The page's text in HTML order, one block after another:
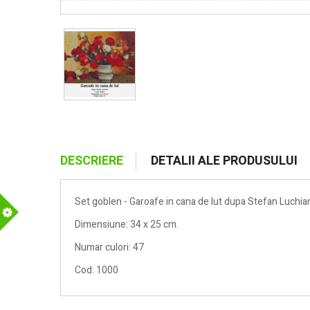
DESCRIERE DETALII ALE PRODUSULUI
Set goblen - Garoafe in cana de lut dupa Stefan
Dimensiune: 34 x 25 cm.
Numar culori: 47
Cod: 1000